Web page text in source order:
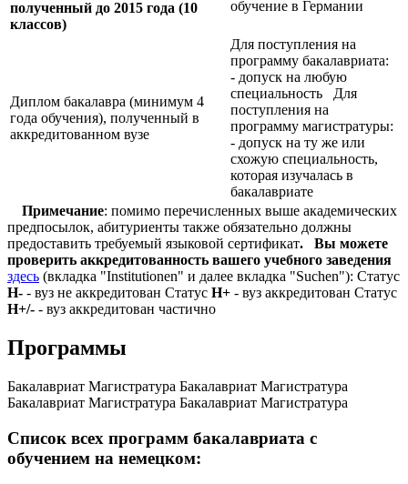
обучение в Германии
полученный до 2015 года (10
классов)
Диплом бакалавра (минимум 4
года обучения), полученный в
аккредитованном вузе
Для поступления на
программу бакалавриата:
- допуск на любую
специальность Для
поступления на
программу магистратуры:
- допуск на ту же или
схожую специальность,
которая изучалась в
бакалавриате
Примечание: помимо перечисленных выше академических
предпосылок, абитуриенты также обязательно должны
предоставить требуемый языковой сертификат.
Вы можете
проверить аккредитованность вашего учебного заведения
здесь (вкладка "Institutionen" и далее вкладка "Suchen"): Статус
Н- - вуз не аккредитован Статус Н+ - вуз аккредитован Статус
Н+/- - вуз аккредитован частично
Программы
Бакалавриат Магистратура Бакалавриат Магистратура
Бакалавриат Магистратура Бакалавриат Магистратура
Список всех программ бакалавриата с
обучением на немецком: